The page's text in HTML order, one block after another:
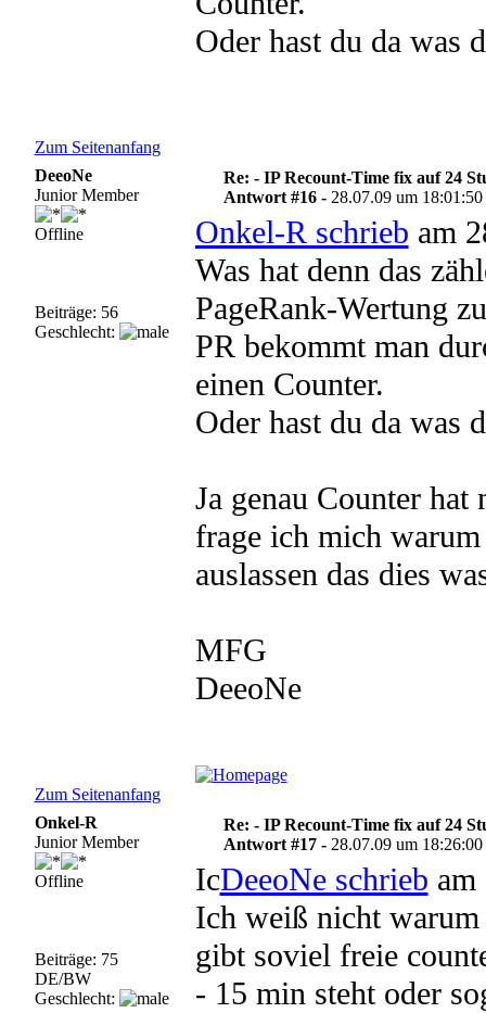
Oder hast du da was
Zum Seitenanfang
DeeoNe
Junior Member
Offline
Beiträge: 56
Geschlecht:
Re: - IP Recount-Time fix auf 24
Antwort #16 - 28.07.09 um 18:01:50
Onkel-R schrieb am
Was hat denn das
PageRank-Wertung
PR bekommt man
einen Counter.
Oder hast du da was
Ja genau Counter hat
frage ich mich
auslassen das dies
MFG
DeeoNe
Zum Seitenanfang
Onkel-R
Junior Member
Offline
Beiträge: 75
DE/BW
Geschlecht:
Re: - IP Recount-Time fix auf 24
Antwort #17 - 28.07.09 um 18:26:00
IcDeeoNe schrieb
Ich weiß nicht
gibt soviel freie
- 15 min steht oder